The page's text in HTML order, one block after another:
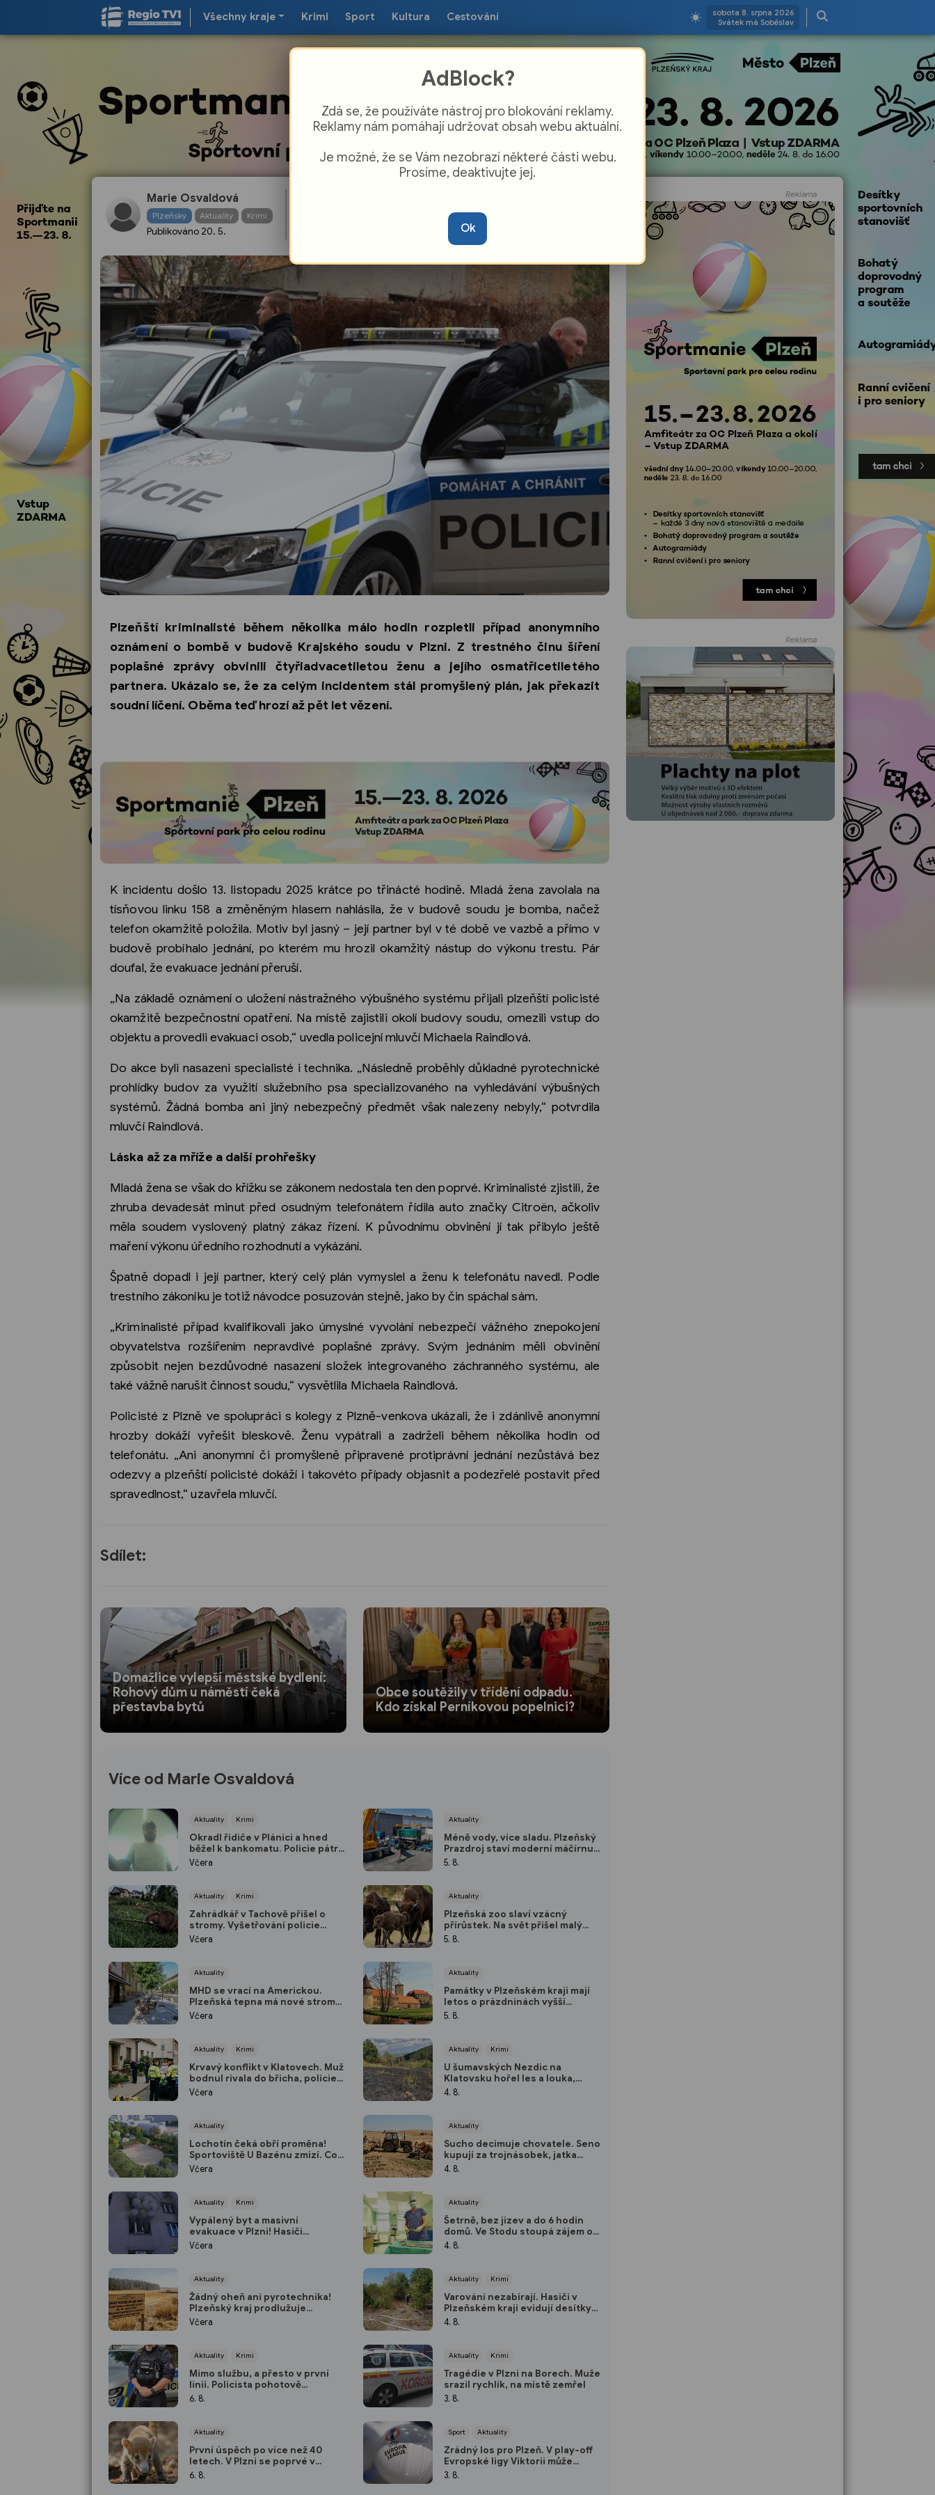
Všechny kraje Krimi Sport Kultura Cestování
sobota 8. srpna 2026
Svátek má Soběslav
Marie Osvaldová
Plzeňský Aktuality Krimi
Publikováno 20. 5.
vyklidit budovu! Neuvěříte, co provedla
Plzeňští kriminalisté během několika málo hodin rozpletli případ anonymního
oznámení o bombě v budově Krajského soudu v Plzni. Z trestného činu šíření
poplašné zprávy obvinili čtyřiadvacetiletou ženu a jejího osmatřicetiletého
partnera. Ukázalo se, že za celým incidentem stál promyšlený plán, jak překazit
soudní líčení. Oběma teď hrozí až pět let vězení.
K incidentu došlo 13. listopadu 2025 krátce po třinácté hodině. Mladá žena zavolala na
tísňovou linku 158 a změněným hlasem nahlásila, že v budově soudu je bomba, načež
telefon okamžitě položila. Motiv byl jasný – její partner byl v té době ve vazbě a přímo v
budově probíhalo jednání, po kterém mu hrozil okamžitý nástup do výkonu trestu. Pár
doufal, že evakuace jednání přeruší.
„Na základě oznámení o uložení nástražného výbušného systému přijali plzeňští policisté
okamžitě bezpečnostní opatření. Na místě zajistili okolí budovy soudu, omezili vstup do
objektu a provedli evakuaci osob,“ uvedla policejní mluvčí Michaela Raindlová.
Do akce byli nasazeni specialisté i technika. „Následně proběhly důkladné pyrotechnické
prohlídky budov za využití služebního psa specializovaného na vyhledávání výbušných
systémů. Žádná bomba ani jiný nebezpečný předmět však nalezeny nebyly,“ potvrdila
mluvčí Raindlová.
Láska až za mříže a další prohřešky
Mladá žena se však do křížku se zákonem nedostala ten den poprvé. Kriminalisté zjistili, že
zhruba devadesát minut před osudným telefonátem řídila auto značky Citroën, ačkoliv
měla soudem vyslovený platný zákaz řízení. K původnímu obvinění jí tak přibylo ještě
maření výkonu úředního rozhodnutí a vykázání.
Špatně dopadl i její partner, který celý plán vymyslel a ženu k telefonátu navedl. Podle
trestního zákoníku je totiž návodce posuzován stejně, jako by čin spáchal sám.
„Kriminalisté případ kvalifikovali jako úmyslné vyvolání nebezpečí vážného znepokojení
obyvatelstva rozšířením nepravdivé poplašné zprávy. Svým jednáním měli obvinění
způsobit nejen bezdůvodné nasazení složek integrovaného záchranného systému, ale
také vážně narušit činnost soudu,“ vysvětlila Michaela Raindlová.
Policisté z Plzně ve spolupráci s kolegy z Plzně-venkova ukázali, že i zdánlivě anonymní
hrozby dokáží vyřešit bleskově. Ženu vypátrali a zadrželi během několika hodin od
telefonátu. „Ani anonymní či promyšleně připravené protiprávní jednání nezůstává bez
odezvy a plzeňští policisté dokáží i takovéto případy objasnit a podezřelé postavit před
spravedlnost,“ uzavřela mluvčí.
Sdílet:
Domažlice vylepší městské bydlení:
Rohový dům u náměstí čeká
přestavba bytů
Obce soutěžily v třídění odpadu.
Kdo získal Perníkovou popelnici?
Více od Marie Osvaldová
Aktuality Krimi
Okradl řidiče v Plánici a hned
běžel k bankomatu. Policie pátrá
po muži z kamerových záznamů
Včera
Aktuality Krimi
Zahrádkář v Tachově přišel o
stromy. Vyšetřování policie
odhalilo přísně chráněného
Včera
Aktuality
MHD se vrací na Americkou.
Plzeňská tepna má nové stromy,
širší chodníky i zónu 20 km/h
Včera
Aktuality Krimi
Krvavý konflikt v Klatovech. Muž
bodnul rivala do břicha, policie
ho dopadla do dvou hodin
Včera
Aktuality
Lochotín čeká obří proměna!
Sportoviště U Bazénu zmizí. Co
bude místo něj?
Včera
Aktuality Krimi
Vypálený byt a masivní
evakuace v Plzni! Hasiči
zachraňovali obyvatele v
Včera
Aktuality
Žádný oheň ani pyrotechnika!
Plzeňský kraj prodlužuje
protipožární pohotovost
Včera
Aktuality Krimi
Mimo službu, a přesto v první
linii. Policista pohotově
zachránil život v plzeňském fitku
6. 8.
Aktuality
První úspěch po více než 40
letech. V Plzni se poprvé v
novodobé historii narodili
6. 8.
Aktuality
Méně vody, více sladu. Plzeňský
Prazdroj staví moderní máčírnu a
ušetří miliony litrů vody
5. 8.
Aktuality
Plzeňská zoo slaví vzácný
přírůstek. Na svět přišel malý
zubr Onzu
5. 8.
Aktuality
Památky v Plzeňském kraji mají
letos o prázdninách vyšší
návštěvnost než loni
5. 8.
Aktuality Krimi
U šumavských Nezdic na
Klatovsku hořel les a louka,
dobrovolný hasič skončil v
4. 8.
Aktuality
Sucho decimuje chovatele. Seno
kupují za trojnásobek, jatka
hlásí přetlak a hrozí rušení
4. 8.
Aktuality
Šetrně, bez jizev a do 6 hodin
domů. Ve Stodu stoupá zájem o
moderní hysteroskopii
4. 8.
Aktuality Krimi
Varování nezabírají. Hasiči v
Plzeňském kraji evidují desítky
požárů způsobených lidmi
4. 8.
Aktuality Krimi
Tragédie v Plzni na Borech. Muže
srazil rychlík, na místě zemřel
3. 8.
Sport Aktuality
Zrádný los pro Plzeň. V play-off
Evropské ligy Viktorii může
čekat i peklo na Balkáně
3. 8.
Reklama
Reklama
AdBlock?
Zdá se, že používáte nástroj pro blokování reklamy.
Reklamy nám pomáhají udržovat obsah webu aktuální.
Je možné, že se Vám nezobrazí některé části webu.
Prosíme, deaktivujte jej.
Ok